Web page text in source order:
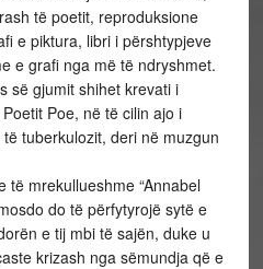
të poetit, reproduksione
e piktura, libri i përshtypjeve
e grafi nga më të ndryshmet.
së gjumit shihet krevati i
Poe, në të cilin ajo i
tuberkulozit, deri në muzgun
të mrekullueshme “Annabel
do të përfytyrojë sytë e
e tij mbi të sajën, duke u
krizash nga sëmundja që e